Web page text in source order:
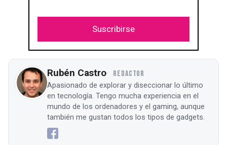
Suscribirse
Rubén Castro REDACTOR
Apasionado de explorar y diseccionar lo último
en tecnología. Tengo mucha experiencia en el
mundo de los ordenadores y el gaming, aunque
también me gustan todos los tipos de gadgets.